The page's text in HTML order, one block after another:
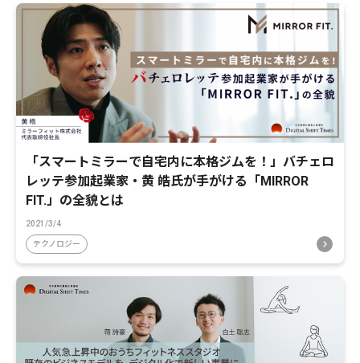
「スマートミラーで自宅内に本格ジムを！」バチェロ
レッテ参加起業家・黄 皓氏が手がける「MIRROR
FIT.」の全貌とは
2021/3/4
テクノロジー